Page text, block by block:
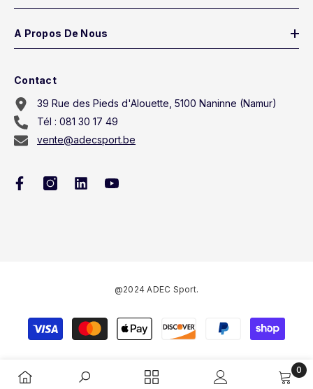
A Propos De Nous
Contact
39 Rue des Pieds d'Alouette, 5100 Naninne (Namur)
Tél : 081 30 17 49
vente@adecsport.be
@2024 ADEC Sport.
Méthodes
0